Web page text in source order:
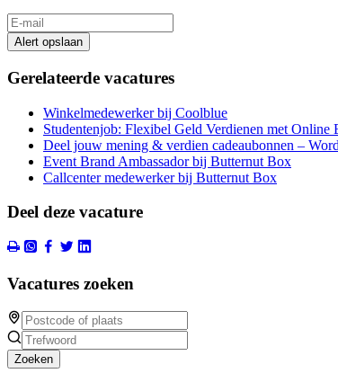
Alert opslaan
Gerelateerde vacatures
Winkelmedewerker bij Coolblue
Studentenjob: Flexibel Geld Verdienen met Online
Deel jouw mening & verdien cadeaubonnen –
Event Brand Ambassador bij Butternut Box
Callcenter medewerker bij Butternut Box
Deel deze vacature
Vacatures zoeken
Zoeken